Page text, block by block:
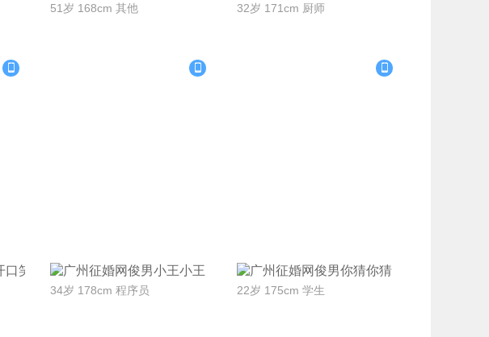
51岁 168cm 其他 32岁 171cm 厨师
相逢开口笑 联系Ta 小王
34岁 178cm 程序员
联系Ta 你猜
22岁 175cm 学生